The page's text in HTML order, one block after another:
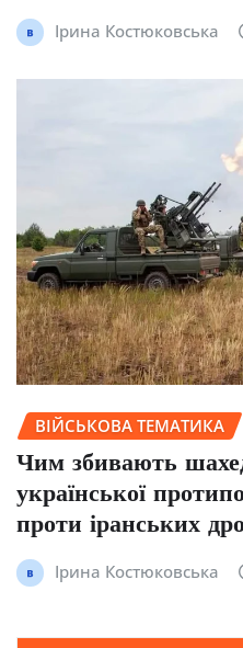
Ірина Костюковська
ВІЙСЬКОВА ТЕМАТИКА
Чим збивають
української
проти іранських
Ірина Костюковська